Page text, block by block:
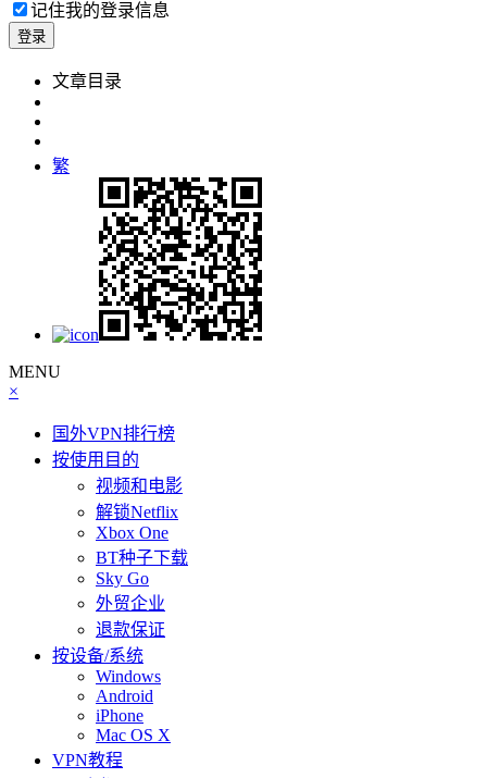
记住我的登录信息
繁
MENU
×
国外VPN排行榜
按使用目的
视频和电影
解锁Netflix
Xbox One
BT种子下载
Sky Go
外贸企业
退款保证
按设备/系统
Windows
Android
iPhone
Mac OS X
VPN教程